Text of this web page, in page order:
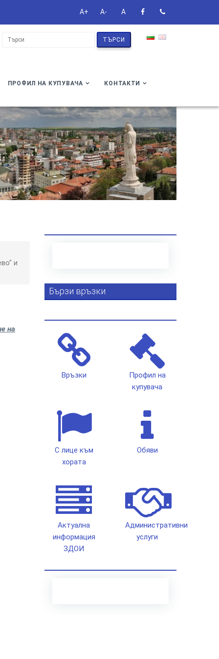
A+ A- A
ТЪРСИ
ПРОФИЛ НА КУПУВАЧА КОНТАКТИ
и
на
Бързи връзки
Връзки
Профил на
купувача
С лице към
хората
Обяви
Актуална
информация
ЗДОИ
Административни
услуги